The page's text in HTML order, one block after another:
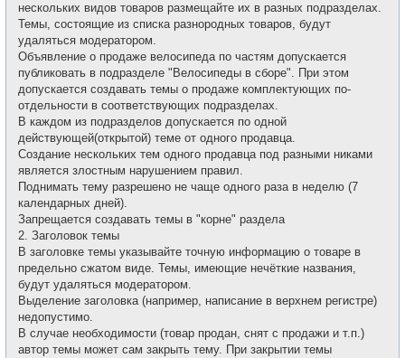
нескольких видов товаров размещайте их в разных подразделах.
Темы, состоящие из списка разнородных товаров, будут
удаляться модератором.
Объявление о продаже велосипеда по частям допускается
публиковать в подразделе "Велосипеды в сборе". При этом
допускается создавать темы о продаже комплектующих по-
отдельности в соответствующих подразделах.
В каждом из подразделов допускается по одной
действующей(открытой) теме от одного продавца.
Создание нескольких тем одного продавца под разными никами
является злостным нарушением правил.
Поднимать тему разрешено не чаще одного раза в неделю (7
календарных дней).
Запрещается создавать темы в "корне" раздела
2. Заголовок темы
В заголовке темы указывайте точную информацию о товаре в
предельно сжатом виде. Темы, имеющие нечёткие названия,
будут удаляться модератором.
Выделение заголовка (например, написание в верхнем регистре)
недопустимо.
В случае необходимости (товар продан, снят с продажи и т.п.)
автор темы может сам закрыть тему. При закрытии темы